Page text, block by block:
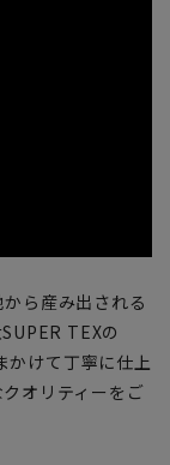
ら産み出される
TEXの
かけて丁寧に仕上
オリティーをご